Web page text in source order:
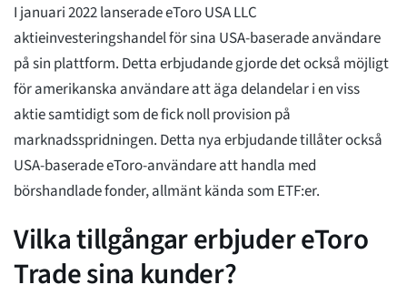
I januari 2022 lanserade eToro USA LLC
aktieinvesteringshandel för sina USA-baserade användare
på sin plattform. Detta erbjudande gjorde det också möjligt
för amerikanska användare att äga delandelar i en viss
aktie samtidigt som de fick noll provision på
marknadsspridningen. Detta nya erbjudande tillåter också
USA-baserade eToro-användare att handla med
börshandlade fonder, allmänt kända som ETF:er.
Vilka tillgångar erbjuder eToro
Trade sina kunder?